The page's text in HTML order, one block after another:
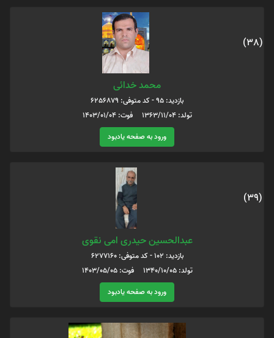
(38)
محمد خدائی
بازدید: 95 - کد متوفی: 6256879
تولد: 1363/11/04 فوت: 1403/01/04
ورود به صفحه یادبود
(39)
عبدالحسین حیدری امی نقوی
بازدید: 102 - کد متوفی: 6277160
تولد: 1340/10/05 فوت: 1403/05/05
ورود به صفحه یادبود